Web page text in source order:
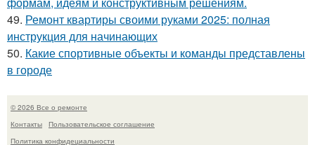
49. Ремонт квартиры своими руками 2025: полная
инструкция для начинающих
50. Какие спортивные объекты и команды представлены
в городе
© 2026 Все о ремонте
Контакты
Пользовательское соглашение
Политика конфидециальности